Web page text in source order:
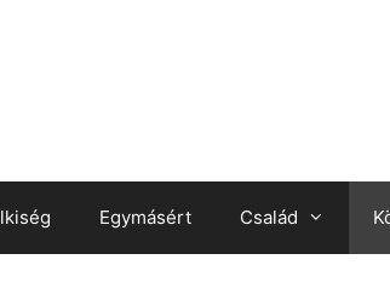
Egymásért Család